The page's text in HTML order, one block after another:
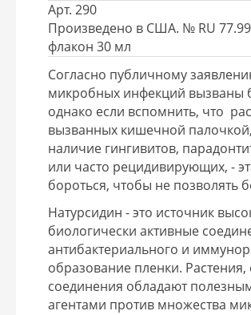
Арт. 290
Произведено в США. № RU
флакон 30 мл
Согласно публичному
микробных инфекций вызваны
однако если вспомнить, что
вызванных кишечной
наличие гингивитов,
или часто рецидивирующих, -
бороться, чтобы не позволять
Натурсидин - это источник
биологически активные
антибактериального и
образование пленки.
соединения обладают
агентами против множества